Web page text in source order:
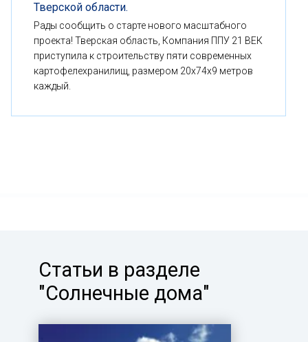
Тверской области.
Рады сообщить о старте нового масштабного
проекта! Тверская область, Компания ППУ 21 ВЕК
приступила к строительству пяти современных
картофелехранилищ, размером 20x74x9 метров
каждый.
Статьи в разделе
"Солнечные дома"